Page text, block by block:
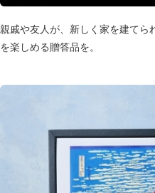
親戚や友人が、新しく家を建てら
を楽しめる贈答品を。